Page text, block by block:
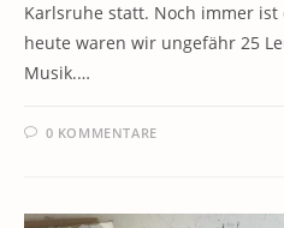
Karlsruhe statt. Noch immer
heute waren wir ungefähr 25
Musik.…
0 KOMMENTARE